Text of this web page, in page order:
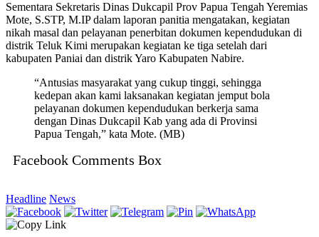
Sementara Sekretaris Dinas Dukcapil Prov Papua Tengah Yeremias
Mote, S.STP, M.IP dalam laporan panitia mengatakan, kegiatan
nikah masal dan pelayanan penerbitan dokumen kependudukan di
distrik Teluk Kimi merupakan kegiatan ke tiga setelah dari
kabupaten Paniai dan distrik Yaro Kabupaten Nabire.
“Antusias masyarakat yang cukup tinggi, sehingga
kedepan akan kami laksanakan kegiatan jemput bola
pelayanan dokumen kependudukan berkerja sama
dengan Dinas Dukcapil Kab yang ada di Provinsi
Papua Tengah,” kata Mote. (MB)
Facebook Comments Box
Headline News